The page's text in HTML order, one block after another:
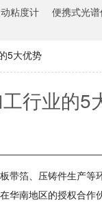
粘度计 便携式光谱
5大优势
行业的5
带箔、压铸件生产等
华南地区的授权合作